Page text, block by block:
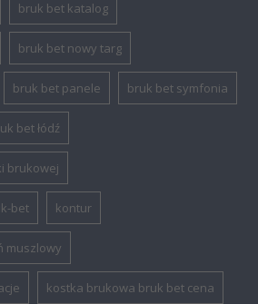
bruk bet katalog
bruk bet nowy targ
bruk bet panele bruk bet symfonia
bet łódź
brukowej
bet kontur
muszlowy
kostka brukowa bruk bet cena